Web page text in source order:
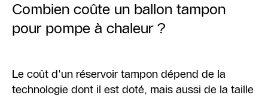
Combien coûte un ballon tampon
pour pompe à chaleur ?
Le coût d'un réservoir tampon dépend de la
technologie dont il est doté, mais aussi de la taille